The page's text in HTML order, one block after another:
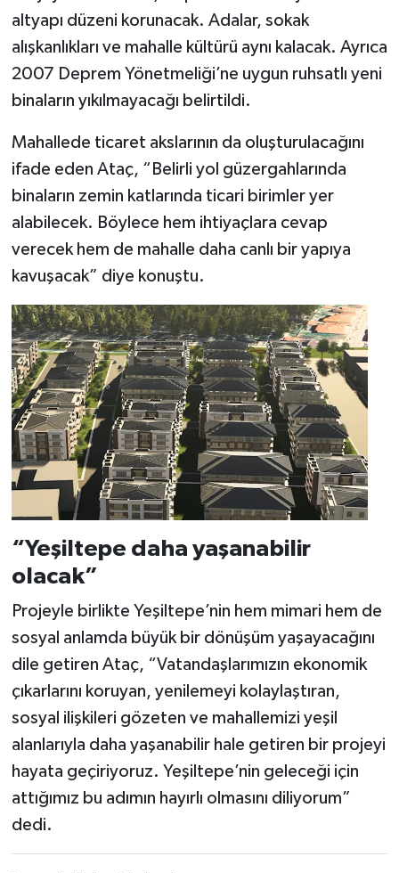
altyapı düzeni korunacak. Adalar, sokak
alışkanlıkları ve mahalle kültürü aynı kalacak. Ayrıca
2007 Deprem Yönetmeliği’ne uygun ruhsatlı yeni
binaların yıkılmayacağı belirtildi.
Mahallede ticaret akslarının da oluşturulacağını
ifade eden Ataç, “Belirli yol güzergahlarında
binaların zemin katlarında ticari birimler yer
alabilecek. Böylece hem ihtiyaçlara cevap
verecek hem de mahalle daha canlı bir yapıya
kavuşacak” diye konuştu.
“Yeşiltepe daha yaşanabilir
olacak”
Projeyle birlikte Yeşiltepe’nin hem mimari hem de
sosyal anlamda büyük bir dönüşüm yaşayacağını
dile getiren Ataç, “Vatandaşlarımızın ekonomik
çıkarlarını koruyan, yenilemeyi kolaylaştıran,
sosyal ilişkileri gözeten ve mahallemizi yeşil
alanlarıyla daha yaşanabilir hale getiren bir projeyi
hayata geçiriyoruz. Yeşiltepe’nin geleceği için
attığımız bu adımın hayırlı olmasını diliyorum”
dedi.